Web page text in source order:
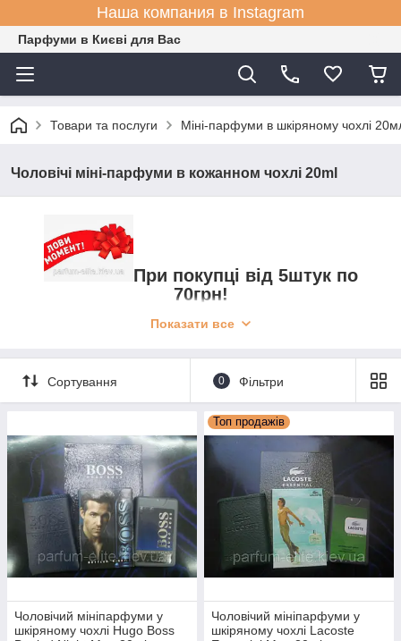
Наша компания в Instagram
Парфуми в Києві для Вас
Товари та послуги Міні-парфуми в шкіряному чохлі
Чоловічі міні-парфуми в кожанном чохлі 20ml
При покупці від 5штук по
70грн!
від 10 штук по 65грн!
від 20штук по 60грн!
Показати все
Сортування 0 Фільтри
Чоловічий мініпарфуми у
шкіряному чохлі Hugo Boss
Топ продажів
Чоловічий мініпарфуми у
шкіряному чохлі Lacoste